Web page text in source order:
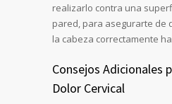
realizarlo contra una
pared, para asegurarte de
la cabeza correctamente
Consejos Adicionales
Dolor Cervical